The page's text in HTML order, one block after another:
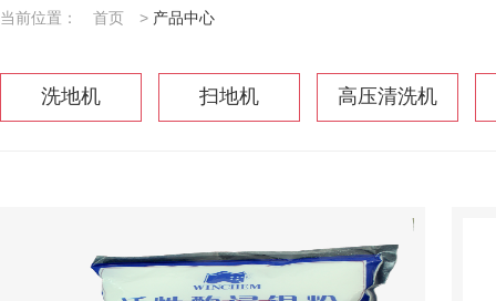
当前位置： 首页 > 产品中心
洗地机 扫地机 高压清洗机